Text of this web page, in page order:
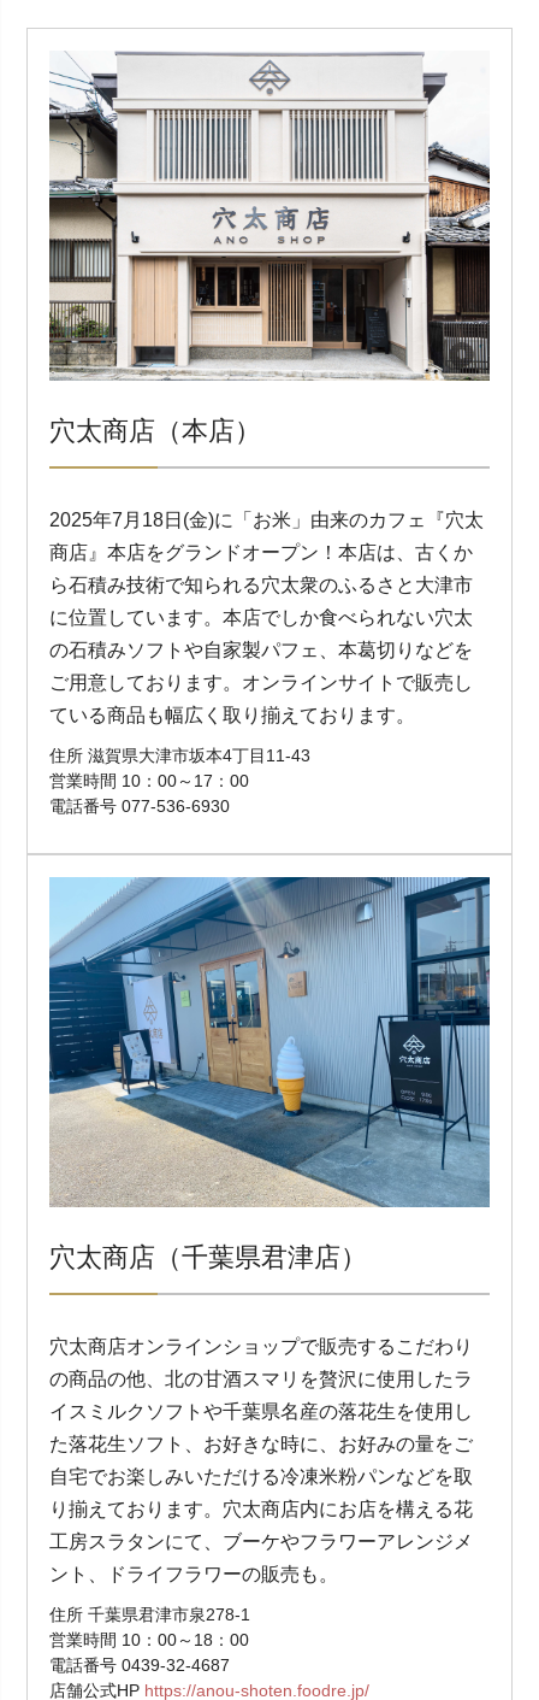
穴太商店（本店）
2025年7月18日(金)に「お米」由来のカフェ『穴太
商店』本店をグランドオープン！本店は、古くか
ら石積み技術で知られる穴太衆のふるさと大津市
に位置しています。本店でしか食べられない穴太
の石積みソフトや自家製パフェ、本葛切りなどを
ご用意しております。オンラインサイトで販売し
ている商品も幅広く取り揃えております。
住所 滋賀県大津市坂本4丁目11-43
営業時間 10：00～17：00
電話番号 077-536-6930
穴太商店（千葉県君津店）
穴太商店オンラインショップで販売するこだわり
の商品の他、北の甘酒スマリを贅沢に使用したラ
イスミルクソフトや千葉県名産の落花生を使用し
た落花生ソフト、お好きな時に、お好みの量をご
自宅でお楽しみいただける冷凍米粉パンなどを取
り揃えております。穴太商店内にお店を構える花
工房スラタンにて、ブーケやフラワーアレンジメ
ント、ドライフラワーの販売も。
住所 千葉県君津市泉278-1
営業時間 10：00～18：00
電話番号 0439-32-4687
店舗公式HP https://anou-shoten.foodre.jp/